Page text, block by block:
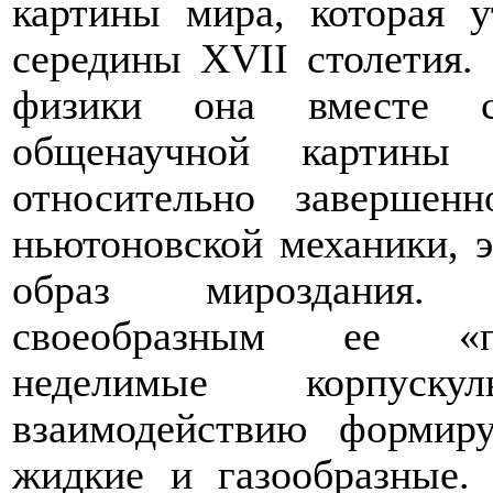
картины мира, которая
середины XVII
физики она вместе
общенаучной
относительно
ньютоновской механики,
образ мироздания.
своеобразным ее
неделимые
взаимодействию
жидкие и